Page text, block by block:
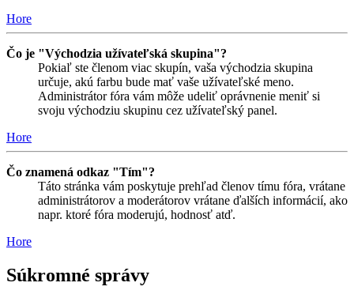
Hore
Čo je "Východzia užívateľská skupina"?
Pokiaľ ste členom viac skupín, vaša východzia skupina
určuje, akú farbu bude mať vaše užívateľské meno.
Administrátor fóra vám môže udeliť oprávnenie meniť si
svoju východziu skupinu cez užívateľský panel.
Hore
Čo znamená odkaz "Tím"?
Táto stránka vám poskytuje prehľad členov tímu fóra, vrátane
administrátorov a moderátorov vrátane ďalších informácií, ako
napr. ktoré fóra moderujú, hodnosť atď.
Hore
Súkromné správy